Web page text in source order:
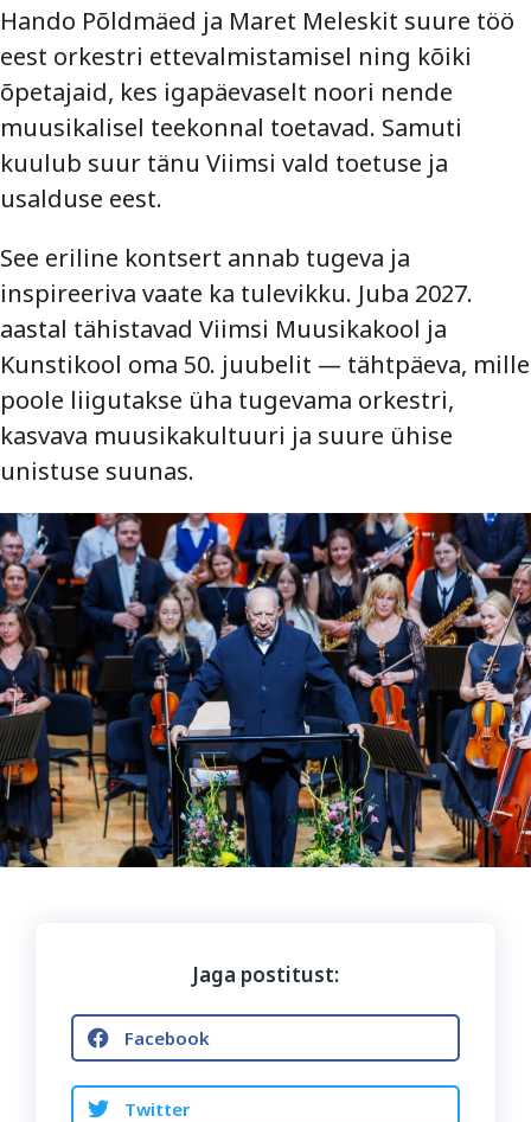
Hando Põldmäed ja Maret Meleskit suure töö
eest orkestri ettevalmistamisel ning kõiki
õpetajaid, kes igapäevaselt noori nende
muusikalisel teekonnal toetavad. Samuti
kuulub suur tänu Viimsi vald toetuse ja
usalduse eest.
See eriline kontsert annab tugeva ja
inspireeriva vaate ka tulevikku. Juba 2027.
aastal tähistavad Viimsi Muusikakool ja
Kunstikool oma 50. juubelit — tähtpäeva, mille
poole liigutakse üha tugevama orkestri,
kasvava muusikakultuuri ja suure ühise
unistuse suunas.
Jaga postitust:
Facebook
Twitter